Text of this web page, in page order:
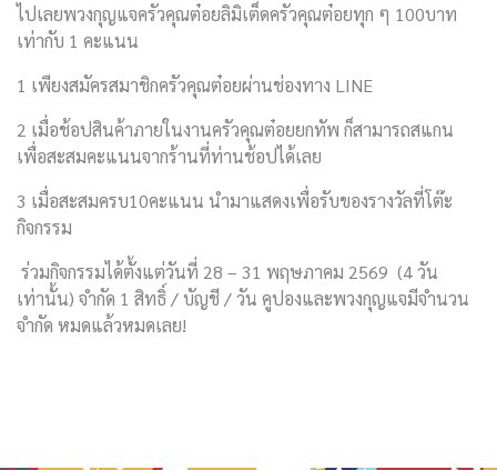
ไปเลยพวงกุญแจครัวคุณต๋อยลิมิเต็ดครัวคุณต๋อยทุก ๆ 100บาท
เท่ากับ 1 คะแนน
1 เพียงสมัครสมาชิกครัวคุณต๋อยผ่านช่องทาง LINE
2 เมื่อช้อปสินค้าภายในงานครัวคุณต๋อยยกทัพ ก็สามารถสแกน
เพื่อสะสมคะแนนจากร้านที่ท่านช้อปได้เลย
3 เมื่อสะสมครบ10คะแนน นำมาแสดงเพื่อรับของรางวัลที่โต๊ะ
กิจกรรม
ร่วมกิจกรรมได้ตั้งแต่วันที่ 28 – 31 พฤษภาคม 2569 (4 วัน
เท่านั้น) จำกัด 1 สิทธิ์ / บัญชี / วัน คูปองและพวงกุญแจมีจำนวน
จำกัด หมดแล้วหมดเลย!